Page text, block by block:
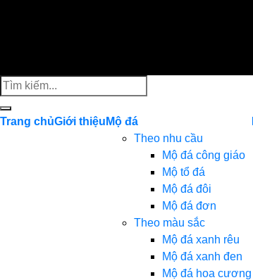
Search
for:
Trang chủGiới thiệu Mộ đá
Theo nhu cầu
Mộ đá công giáo
Mộ tổ đá
Mộ đá đôi
Mộ đá đơn
Theo màu sắc
Mộ đá xanh rêu
Mộ đá xanh đen
Mộ đá hoa cương